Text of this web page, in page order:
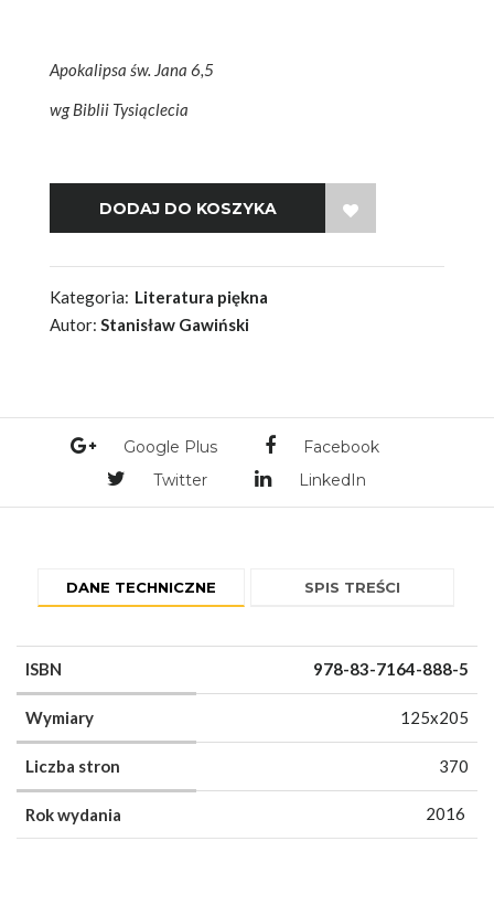
Apokalipsa św. Jana 6,5
wg Biblii Tysiąclecia
WISH LIST
Kategoria: Literatura piękna
Autor: Stanisław Gawiński
Google Plus
Facebook
Twitter
LinkedIn
DANE TECHNICZNE SPIS TREŚCI
ISBN 978-83-7164-888-5
Wymiary 125x205
Liczba stron 370
Rok wydania 2016